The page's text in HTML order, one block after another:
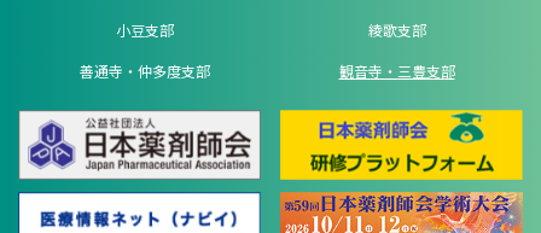
小豆支部
綾歌支部
善通寺・仲多度支部
観音寺・三豊支部